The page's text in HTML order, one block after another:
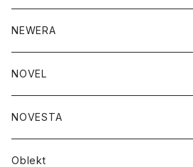
コート
ジャケット
アクセサリー
バッグ
グッズ
ウォレット
靴
トップス
ジャケット
ボトム
アウター
コート
ジャケット
アクセサリー
バッグ
ブレスレット
グッズ
靴
トップス
NEWERA
帽子
NOVEL
トップス
カットソー
ボトム
NOVESTA
Oblekt